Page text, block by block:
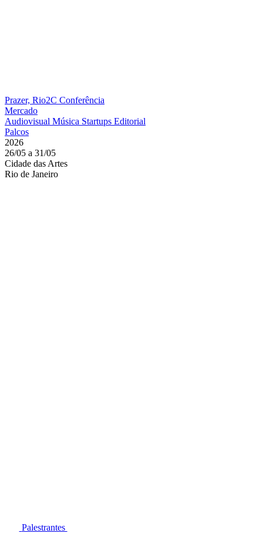
Prazer, Rio2C Conferência
Mercado
Audiovisual Música Startups Editorial
Palcos
2026
26/05 a 31/05
Cidade das Artes
Rio de Janeiro
Palestrantes